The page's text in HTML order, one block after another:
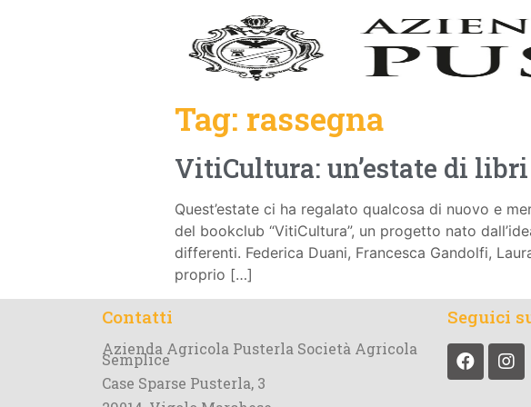
Tag: rassegna
VitiCultura: un’estate di
Quest’estate ci ha regalato qualcosa di nuovo e
del bookclub “VitiCultura”, un progetto nato
differenti. Federica Duani, Francesca Gandolfi,
proprio […]
Contatti
Azienda Agricola Pusterla Società Agricola
Semplice
Case Sparse Pusterla, 3
Seguici